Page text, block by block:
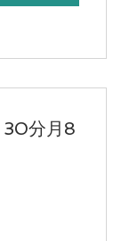
トレーニン
30分月8